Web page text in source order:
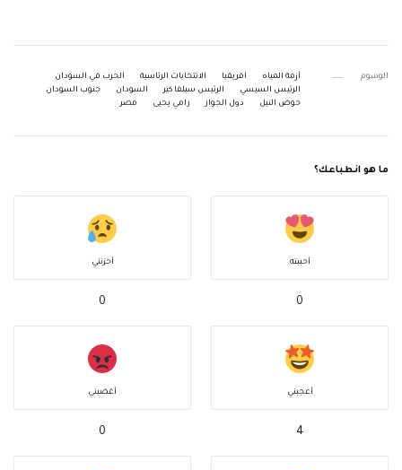
الوسوم أزمة المياه افريقيا الانتخابات الرئاسية
الحرب في السودان
الرئيس السيسي
الرئيس سيلفا كير السودان
جنوب السودان
حوض النيل
دول الجوار رامي يحيى مصر
ما هو انطباعك؟
أحببته
0
أحزنني
0
أعجبني
4
أغضبني
0